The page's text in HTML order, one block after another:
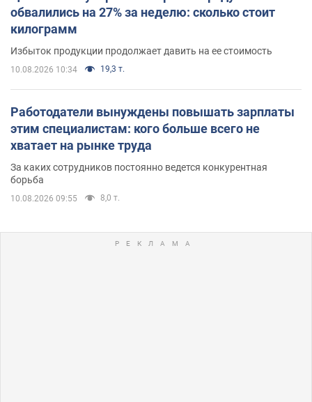
обвалились на 27% за неделю: сколько стоит
килограмм
Избыток продукции продолжает давить на ее стоимость
10.08.2026 10:34 19,3 т.
Работодатели вынуждены повышать зарплаты
этим специалистам: кого больше всего не
хватает на рынке труда
За каких сотрудников постоянно ведется конкурентная
борьба
10.08.2026 09:55 8,0 т.